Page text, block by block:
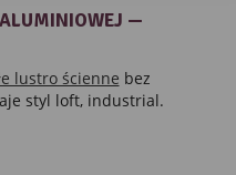
—
lustro ścienne bez
styl loft, industrial.